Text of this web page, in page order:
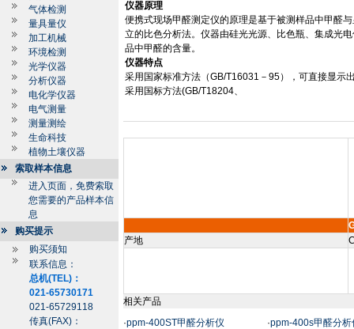
气体检测
量具量仪
加工机械
环境检测
光学仪器
分析仪器
电化学仪器
电气测量
测量测绘
生命科技
植物土壤仪器
索取样本信息
进入页面，免费索取
您需要的产品样本信
息
购买提示
购买须知
联系信息：
总机(TEL)：
021-65730171
021-65729118
传真(FAX)：
仪器原理
便携式现场甲醛测定仪的原理是基于被测样品中甲醛
立的比色分析法。仪器由硅光光源、比色瓶、集成光
品中甲醛的含量。
仪器特点
采用国家标准方法（GB/T16031 － 95），可直接显示
采用国标方法(GB/T18204、
产地
相关产品
·ppm-400ST甲醛分析仪 ·ppm-400s甲醛分析